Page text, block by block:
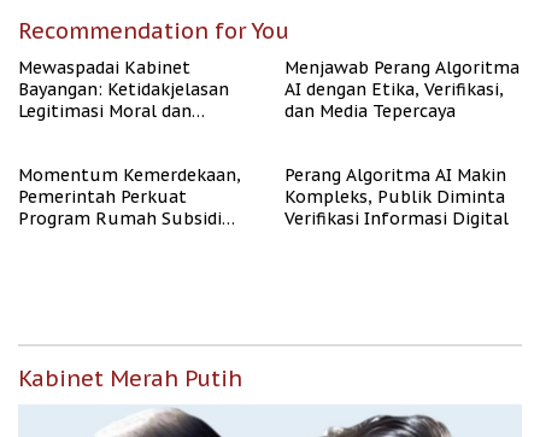
Recommendation for You
Mewaspadai Kabinet
Bayangan: Ketidakjelasan
Legitimasi Moral dan
Menjawab Perang Algoritma
AI dengan Etika, Verifikasi,
dan Media Tepercaya
Momentum Kemerdekaan,
Pemerintah Perkuat
Program Rumah Subsidi
Perang Algoritma AI Makin
Kompleks, Publik Diminta
Verifikasi Informasi Digital
Kabinet Merah Putih